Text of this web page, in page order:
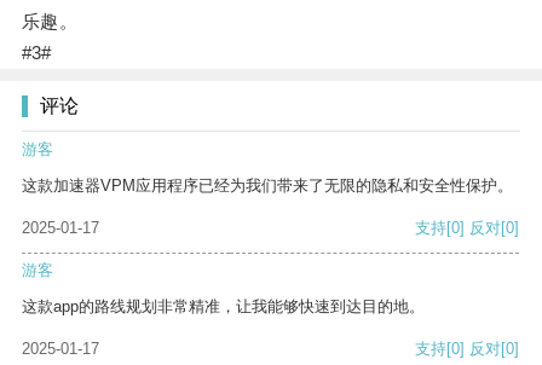
乐趣。
#3#
评论
游客
这款加速器VPM应用程序已经为我们带来了无限的隐私和安全性保护。
2025-01-17 支持[0] 反对[0]
游客
这款app的路线规划非常精准，让我能够快速到达目的地。
2025-01-17 支持[0] 反对[0]